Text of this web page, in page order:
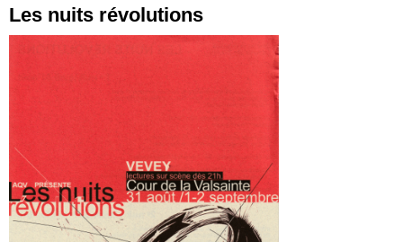
Les nuits révolutions